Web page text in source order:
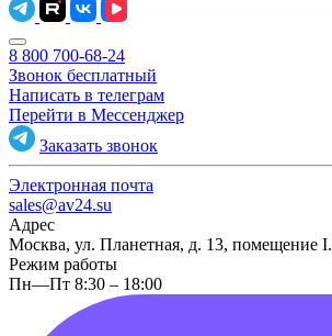
8 800 700-68-24
Звонок бесплатный
Написать в телеграм
Перейти в Мессенджер
Заказать звонок
Электронная почта
sales@av24.su
Адрес
Москва, ул. Планетная, д. 13, помещение I.
Режим работы
Пн—Пт 8:30 – 18:00